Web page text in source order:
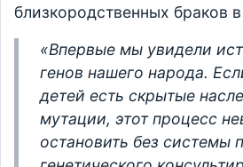
близкородственных браков
«Впервые мы увидели
генов нашего народа.
детей есть скрытые
мутации, этот процесс
остановить без системы